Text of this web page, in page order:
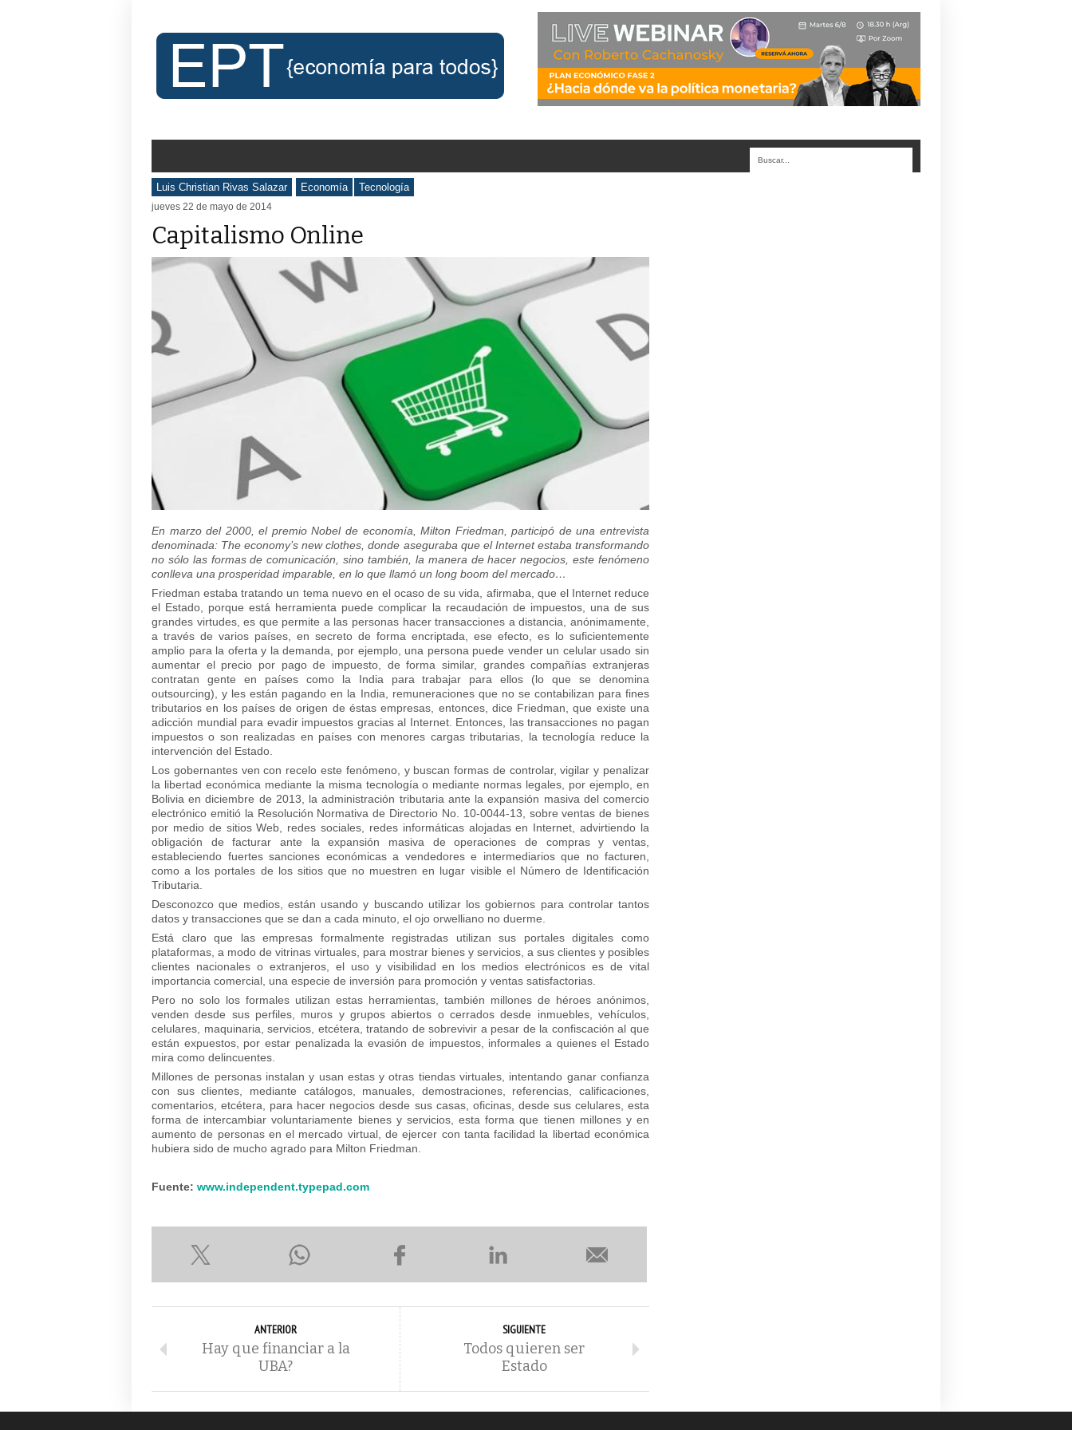
Luis Christian Rivas Salazar Economía Tecnología
jueves 22 de mayo de 2014
Capitalismo Online
En marzo del 2000, el premio Nobel de economía, Milton Friedman, participó de una entrevista
denominada: The economy’s new clothes, donde aseguraba que el Internet estaba transformando
no sólo las formas de comunicación, sino también, la manera de hacer negocios, este fenómeno
conlleva una prosperidad imparable, en lo que llamó un long boom del mercado…
Friedman estaba tratando un tema nuevo en el ocaso de su vida, afirmaba, que el Internet reduce
el Estado, porque está herramienta puede complicar la recaudación de impuestos, una de sus
grandes virtudes, es que permite a las personas hacer transacciones a distancia, anónimamente,
a través de varios países, en secreto de forma encriptada, ese efecto, es lo suficientemente
amplio para la oferta y la demanda, por ejemplo, una persona puede vender un celular usado sin
aumentar el precio por pago de impuesto, de forma similar, grandes compañías extranjeras
contratan gente en países como la India para trabajar para ellos (lo que se denomina
outsourcing), y les están pagando en la India, remuneraciones que no se contabilizan para fines
tributarios en los países de origen de éstas empresas, entonces, dice Friedman, que existe una
adicción mundial para evadir impuestos gracias al Internet. Entonces, las transacciones no pagan
impuestos o son realizadas en países con menores cargas tributarias, la tecnología reduce la
intervención del Estado.
Los gobernantes ven con recelo este fenómeno, y buscan formas de controlar, vigilar y penalizar
la libertad económica mediante la misma tecnología o mediante normas legales, por ejemplo, en
Bolivia en diciembre de 2013, la administración tributaria ante la expansión masiva del comercio
electrónico emitió la Resolución Normativa de Directorio No. 10-0044-13, sobre ventas de bienes
por medio de sitios Web, redes sociales, redes informáticas alojadas en Internet, advirtiendo la
obligación de facturar ante la expansión masiva de operaciones de compras y ventas,
estableciendo fuertes sanciones económicas a vendedores e intermediarios que no facturen,
como a los portales de los sitios que no muestren en lugar visible el Número de Identificación
Tributaria.
Desconozco que medios, están usando y buscando utilizar los gobiernos para controlar tantos
datos y transacciones que se dan a cada minuto, el ojo orwelliano no duerme.
Está claro que las empresas formalmente registradas utilizan sus portales digitales como
plataformas, a modo de vitrinas virtuales, para mostrar bienes y servicios, a sus clientes y posibles
clientes nacionales o extranjeros, el uso y visibilidad en los medios electrónicos es de vital
importancia comercial, una especie de inversión para promoción y ventas satisfactorias.
Pero no solo los formales utilizan estas herramientas, también millones de héroes anónimos,
venden desde sus perfiles, muros y grupos abiertos o cerrados desde inmuebles, vehículos,
celulares, maquinaria, servicios, etcétera, tratando de sobrevivir a pesar de la confiscación al que
están expuestos, por estar penalizada la evasión de impuestos, informales a quienes el Estado
mira como delincuentes.
Millones de personas instalan y usan estas y otras tiendas virtuales, intentando ganar confianza
con sus clientes, mediante catálogos, manuales, demostraciones, referencias, calificaciones,
comentarios, etcétera, para hacer negocios desde sus casas, oficinas, desde sus celulares, esta
forma de intercambiar voluntariamente bienes y servicios, esta forma que tienen millones y en
aumento de personas en el mercado virtual, de ejercer con tanta facilidad la libertad económica
hubiera sido de mucho agrado para Milton Friedman.
Fuente: www.independent.typepad.com
ANTERIOR
Hay que financiar a la
UBA?
SIGUIENTE
Todos quieren ser
Estado